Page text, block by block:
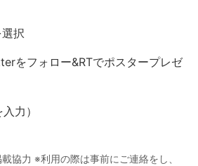
択
をフォロー&RTでポスタープレゼ
力）
協力 ※利用の際は事前にご連絡をし、